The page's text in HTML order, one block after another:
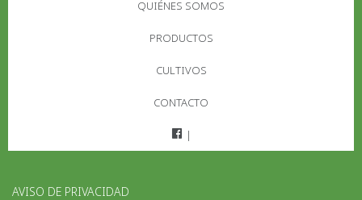
QUIÉNES SOMOS
PRODUCTOS
CULTIVOS
CONTACTO
|
AVISO DE PRIVACIDAD